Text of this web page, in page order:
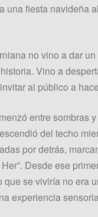
una fiesta navideña
no vino a dar
Vino a
al público a
entre sombras
del techo
por detrás,
Desde ese
que se viviría no era
experiencia